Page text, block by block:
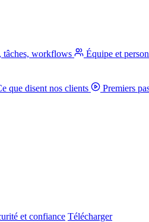
tâches, workflows Équipe et
que disent nos clients Premiers
et confiance Télécharger